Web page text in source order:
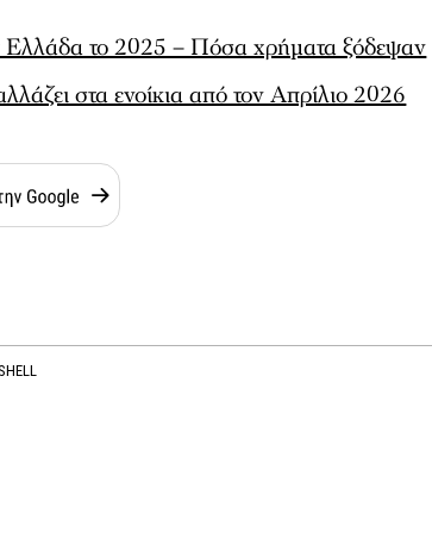
Ελλάδα το 2025 – Πόσα χρήματα ξόδεψαν
στα ενοίκια από τον Απρίλιο 2026